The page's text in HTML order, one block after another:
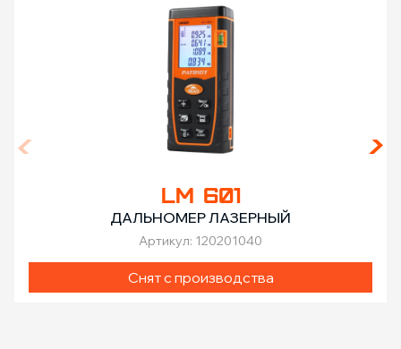
LM 601
ДАЛЬНОМЕР ЛАЗЕРНЫЙ
Артикул: 120201040
Снят с производства